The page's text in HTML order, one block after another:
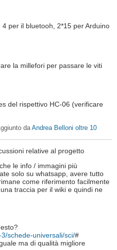
per il bluetooh, 2*15 per Arduino
la millefori per passare le viti
del rispettivo HC-06 (verificare
daAndrea Belloni oltre 10
relative al progetto
le info / immagini più
solo su whatsapp, avere tutto
come riferimento facilmente
traccia per il wiki e quindi ne
schede-universali/sci/#
ma di qualità migliore